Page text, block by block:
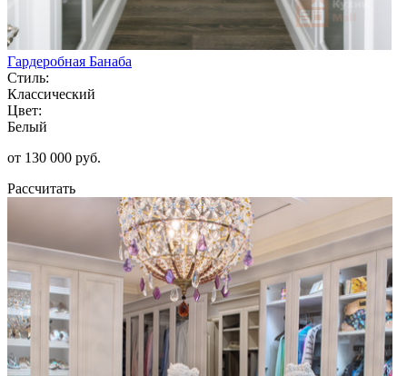
Гардеробная Банаба
Стиль:
Классический
Цвет:
Белый
от 130 000 руб.
Рассчитать